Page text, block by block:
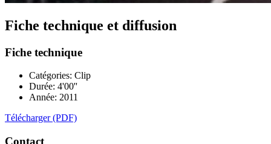
Fiche technique et diffusion
Fiche technique
Catégories: Clip
Durée: 4'00''
Année: 2011
Télécharger (PDF)
Contact